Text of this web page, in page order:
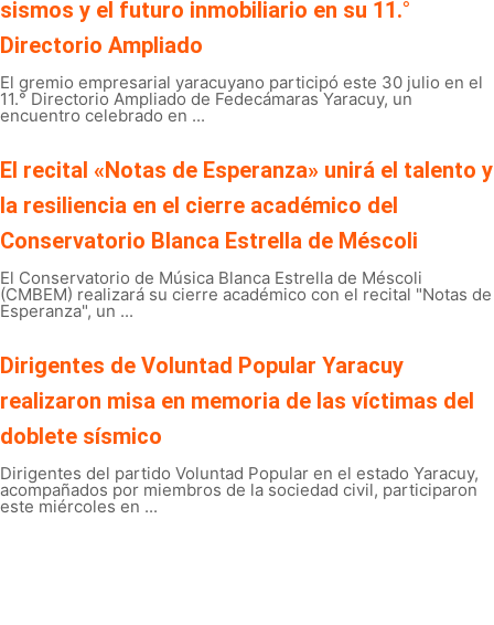
sismos y el futuro inmobiliario en su 11.°
Directorio Ampliado
El gremio empresarial yaracuyano participó este 30 julio en el
11.° Directorio Ampliado de Fedecámaras Yaracuy, un
encuentro celebrado en ...
El recital «Notas de Esperanza» unirá el talento y
la resiliencia en el cierre académico del
Conservatorio Blanca Estrella de Méscoli
El Conservatorio de Música Blanca Estrella de Méscoli
(CMBEM) realizará su cierre académico con el recital "Notas de
Esperanza", un ...
Dirigentes de Voluntad Popular Yaracuy
realizaron misa en memoria de las víctimas del
doblete sísmico
Dirigentes del partido Voluntad Popular en el estado Yaracuy,
acompañados por miembros de la sociedad civil, participaron
este miércoles en ...